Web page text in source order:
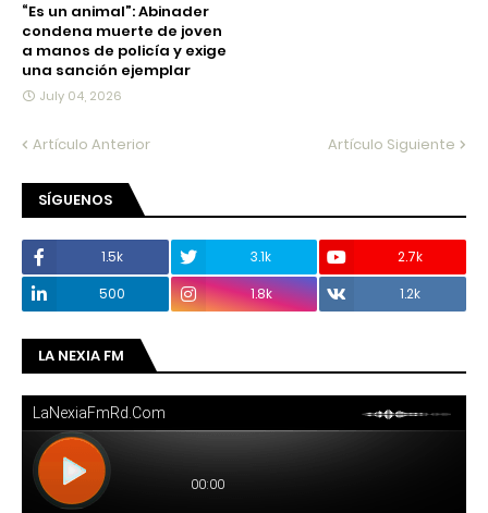
“Es un animal”: Abinader
condena muerte de joven
a manos de policía y exige
una sanción ejemplar
July 04, 2026
Artículo Anterior Artículo Siguiente
SÍGUENOS
1.5k 3.1k
2.7k
500
1.8k 1.2k
LA NEXIA FM